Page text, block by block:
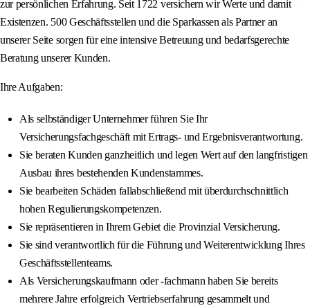
zur persönlichen Erfahrung. Seit 1722 versichern wir Werte und damit
Existenzen. 500 Geschäftsstellen und die Sparkassen als Partner an
unserer Seite sorgen für eine intensive Betreuung und bedarfsgerechte
Beratung unserer Kunden.
Ihre Aufgaben:
Als selbständiger Unternehmer führen Sie Ihr
Versicherungsfachgeschäft mit Ertrags- und Ergebnisverantwortung.
Sie beraten Kunden ganzheitlich und legen Wert auf den langfristigen
Ausbau ihres bestehenden Kundenstammes.
Sie bearbeiten Schäden fallabschließend mit überdurchschnittlich
hohen Regulierungskompetenzen.
Sie repräsentieren in Ihrem Gebiet die Provinzial Versicherung.
Sie sind verantwortlich für die Führung und Weiterentwicklung Ihres
Geschäftsstellenteams.
Als Versicherungskaufmann oder -fachmann haben Sie bereits
mehrere Jahre erfolgreich Vertriebserfahrung gesammelt und